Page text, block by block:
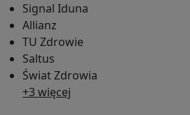
Signal Iduna
Allianz
TU Zdrowie
Saltus
Świat Zdrowia
+3 więcej